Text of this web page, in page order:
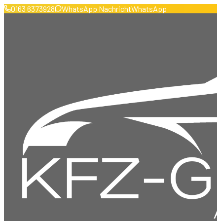
0163 6373928 WhatsApp NachrichtWhatsApp